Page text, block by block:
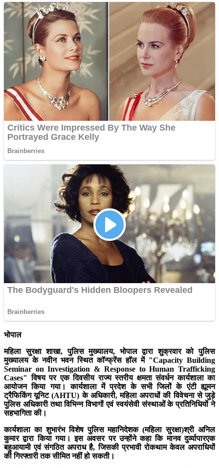
भोपाल
महिला सुरक्षा शाखा, पुलिस मुख्यालय, भोपाल द्वारा शुक्रवार को पुलिस
मुख्यालय के नवीन भवन स्थित कॉन्फ्रेंस हॉल में "Capacity Building
Seminar on Investigation & Response to Human Trafficking
Cases" विषय पर एक दिवसीय राज्य स्तरीय क्षमता संवर्धन कार्यशाला का
आयोजन किया गया। कार्यशाला में प्रदेश के सभी जिलों के एंटी ह्यूमन
ट्रैफिकिंग यूनिट (AHTU) के अधिकारी, महिला अपराधों की विवेचना से जुड़े
पुलिस अधिकारी तथा विभिन्न विभागों एवं स्वयंसेवी संस्थाओं के प्रतिनिधियों ने
सहभागिता की।
कार्यशाला का शुभारंभ विशेष पुलिस महानिदेशक (महिला सुरक्षा)श्री अनिल
कुमार द्वारा किया गया। इस अवसर पर उन्होंने कहा कि मानव दुर्व्‍यापारएक
बहुआयामी एवं संगठित अपराध है, जिसकी प्रभावी रोकथाम केवल अपराधियों
की गिरफ्तारी तक सीमित नहीं हो सकती।